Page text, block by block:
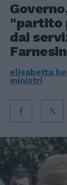
"partito
dai
elisabetta
ministri